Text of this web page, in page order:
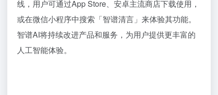
线，用户可通过App Store、安卓主流商店下载使用，
或在微信小程序中搜索「智谱清言」来体验其功能。
智谱AI将持续改进产品和服务，为用户提供更丰富的
人工智能体验。